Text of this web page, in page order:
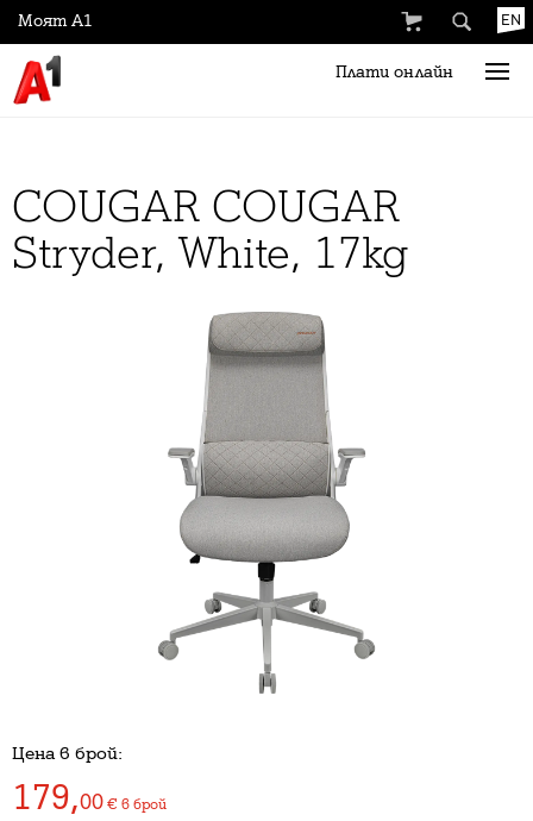
EN
Плати онлайн
Моят А1
COUGAR COUGAR
Stryder, White, 17kg
Цена в брой:
179,00 € в брой